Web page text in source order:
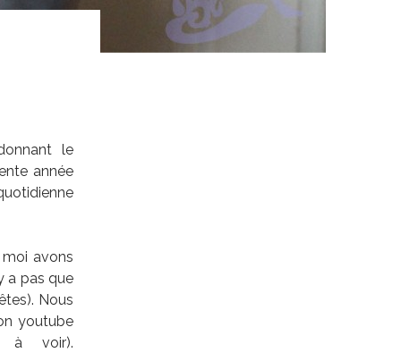
le
année
avons
a pas que
Nous
youtube
à voir).